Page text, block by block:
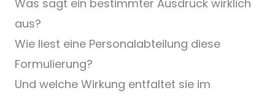
Was sagt ein bestimmter Ausdruck wirklich
aus?
Wie liest eine Personalabteilung diese
Formulierung?
Und welche Wirkung entfaltet sie im